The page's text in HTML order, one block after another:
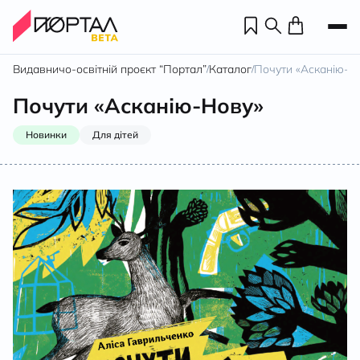
Видавничо-освітній проєкт “Портал”/Каталог/Почути «Асканію-
Почути «Асканію-Нову»
Новинки Для дітей